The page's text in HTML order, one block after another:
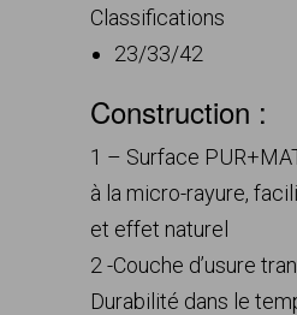
Classifications
23/33/42
Construction :
1 – Surface
à la micro-rayure,
et effet naturel
2 -Couche d’usure
Durabilité dans le